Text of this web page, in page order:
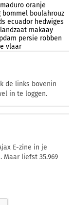
maduro oranje
bommel boulahrouz
ecuador hedwiges
landzaat makaay
persie robben
vlaar
de links bovenin
in te loggen.
E-zine in je
liefst 35.969